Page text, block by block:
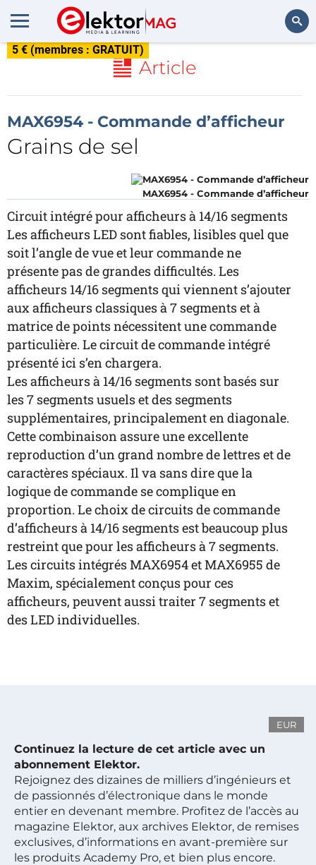
5 € (membres : GRATUIT)
Article
MAX6954 - Commande d’afficheur
Grains de sel
MAX6954 - Commande d’afficheur
Circuit intégré pour afficheurs à 14/16 segments
Les afficheurs LED sont fiables, lisibles quel que
soit l’angle de vue et leur commande ne
présente pas de grandes difficultés. Les
afficheurs 14/16 segments qui viennent s’ajouter
aux afficheurs classiques à 7 segments et à
matrice de points nécessitent une commande
particulière. Le circuit de commande intégré
présenté ici s’en chargera.
Les afficheurs à 14/16 segments sont basés sur
les 7 segments usuels et des segments
supplémentaires, principalement en diagonale.
Cette combinaison assure une excellente
reproduction d’un grand nombre de lettres et de
caractères spéciaux. Il va sans dire que la
logique de commande se complique en
proportion. Le choix de circuits de commande
d’afficheurs à 14/16 segments est beaucoup plus
restreint que pour les afficheurs à 7 segments.
Les circuits intégrés MAX6954 et MAX6955 de
Maxim, spécialement conçus pour ces
afficheurs, peuvent aussi traiter 7 segments et
des LED individuelles.
EUR
Continuez la lecture de cet article avec un
abonnement Elektor.
Rejoignez des dizaines de milliers d’ingénieurs et
de passionnés d’électronique dans le monde
entier en devenant membre. Profitez de l’accès au
magazine Elektor, aux archives Elektor, de remises
exclusives, d’informations en avant-première sur
les produits Academy Pro, et bien plus encore.